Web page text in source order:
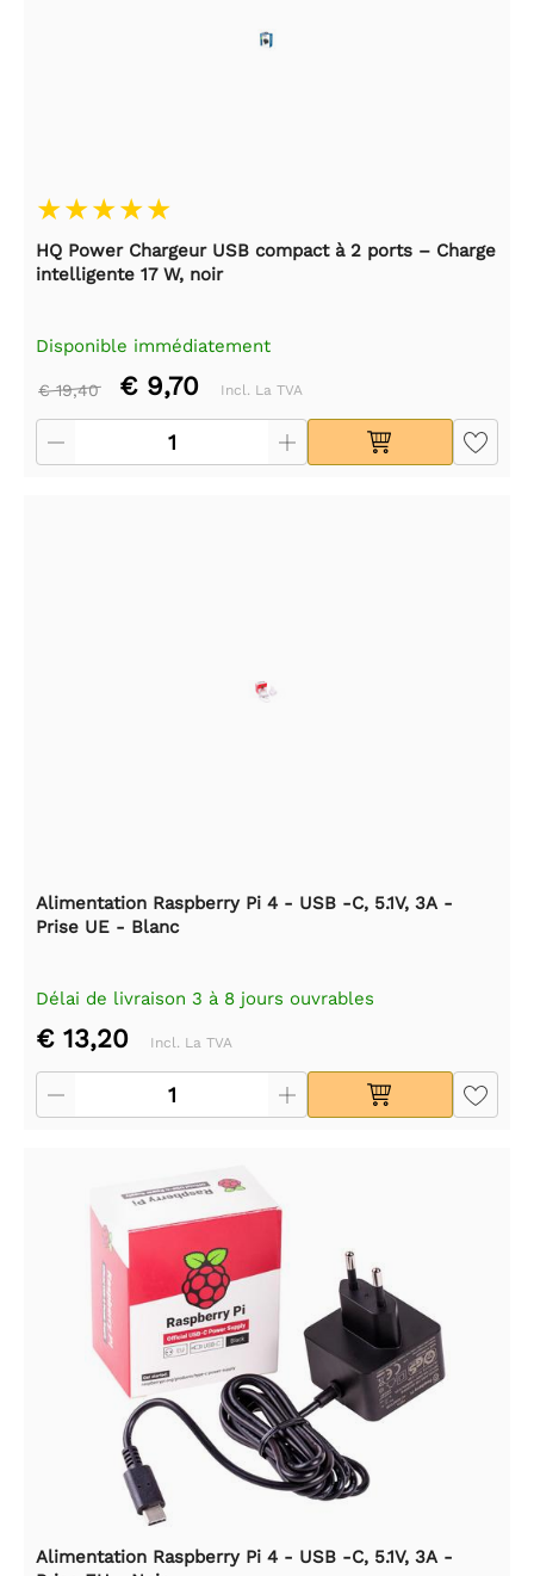
HQ Power Chargeur USB compact à 2 ports – Charge
intelligente 17 W, noir
Disponible immédiatement
€ 19,40 € 9,70 Incl. La TVA
Alimentation Raspberry Pi 4 - USB -C, 5.1V, 3A -
Prise UE - Blanc
Délai de livraison 3 à 8 jours ouvrables
€ 13,20 Incl. La TVA
Alimentation Raspberry Pi 4 - USB -C, 5.1V, 3A -